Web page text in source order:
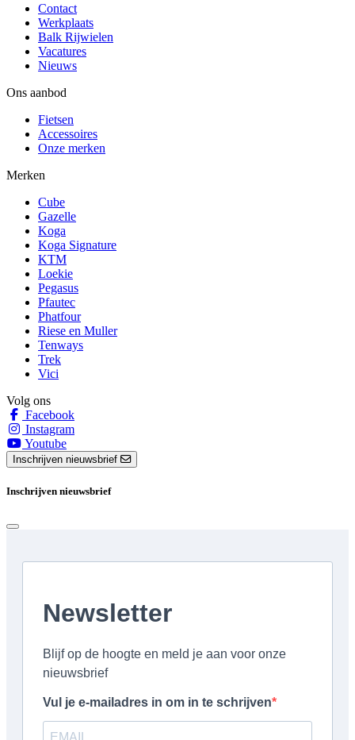
Contact
Werkplaats
Balk Rijwielen
Vacatures
Nieuws
Ons aanbod
Fietsen
Accessoires
Onze merken
Merken
Cube
Gazelle
Koga
Koga Signature
KTM
Loekie
Pegasus
Pfautec
Phatfour
Riese en Muller
Tenways
Trek
Vici
Volg ons
Facebook
Instagram
Youtube
Inschrijven nieuwsbrief
Inschrijven nieuwsbrief